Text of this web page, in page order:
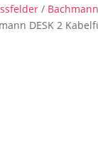
/ Bachmann
DESK 2